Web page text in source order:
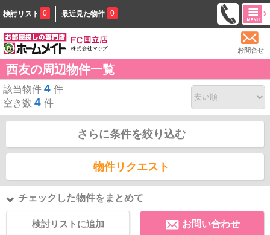
検討リスト 0 最近見た物件 0
お問合せ
西友の周辺物件一覧
該当物件 4 件
空き数 4 件
さらに条件を絞り込む
物件リクエスト
チェックした物件をまとめて
検討リストに追加 お問い合わせ